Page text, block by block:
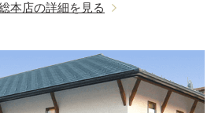
本店の詳細を見る